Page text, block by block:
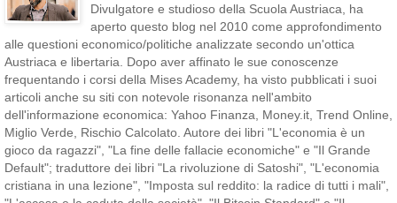
Divulgatore e studioso della Scuola Austriaca, ha
aperto questo blog nel 2010 come approfondimento
alle questioni economico/politiche analizzate secondo un'ottica
Austriaca e libertaria. Dopo aver affinato le sue conoscenze
frequentando i corsi della Mises Academy, ha visto pubblicati i suoi
articoli anche su siti con notevole risonanza nell'ambito
dell'informazione economica: Yahoo Finanza, Money.it, Trend Online,
Miglio Verde, Rischio Calcolato. Autore dei libri "L'economia è un
gioco da ragazzi", "La fine delle fallacie economiche" e "Il Grande
Default"; traduttore dei libri "La rivoluzione di Satoshi", "L'economia
cristiana in una lezione", "Imposta sul reddito: la radice di tutti i mali",